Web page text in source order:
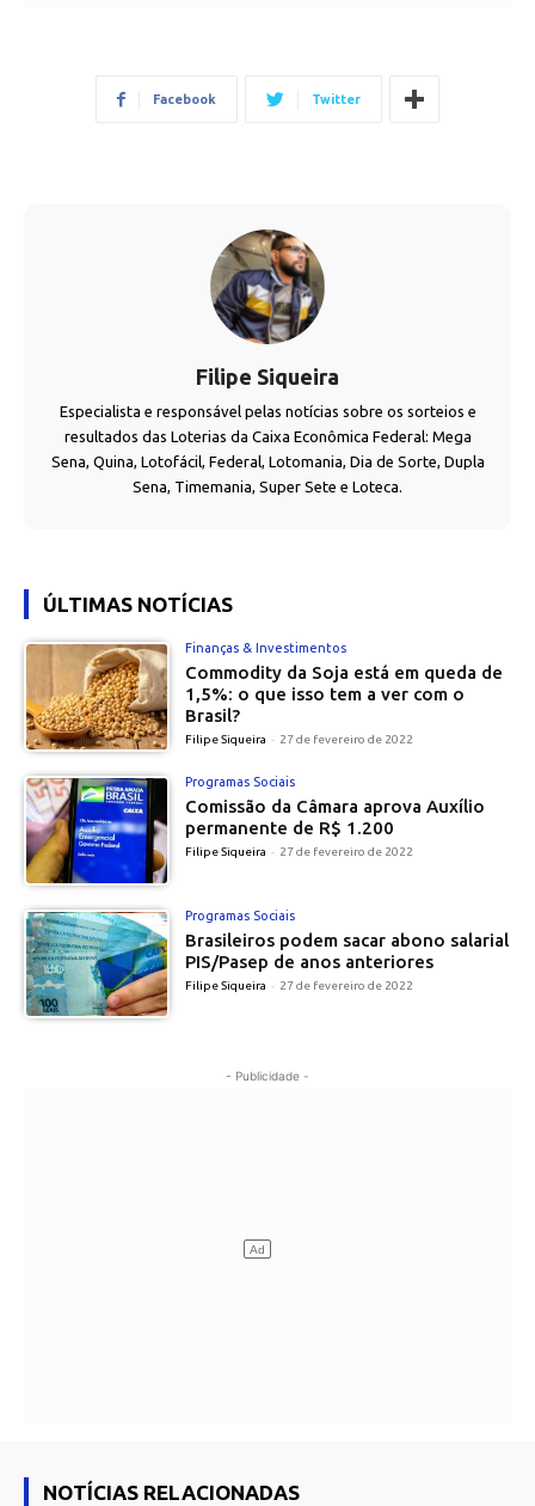
Facebook Twitter
Filipe Siqueira
Especialista e responsável pelas notícias sobre os sorteios e
resultados das Loterias da Caixa Econômica Federal: Mega
Sena, Quina, Lotofácil, Federal, Lotomania, Dia de Sorte, Dupla
Sena, Timemania, Super Sete e Loteca.
ÚLTIMAS NOTÍCIAS
Finanças & Investimentos
Commodity da Soja está em queda de
1,5%: o que isso tem a ver com o
Brasil?
Filipe Siqueira - 27 de fevereiro de 2022
Programas Sociais
Comissão da Câmara aprova Auxílio
permanente de R$ 1.200
Filipe Siqueira - 27 de fevereiro de 2022
Programas Sociais
Brasileiros podem sacar abono salarial
PIS/Pasep de anos anteriores
Filipe Siqueira - 27 de fevereiro de 2022
- Publicidade -
NOTÍCIAS RELACIONADAS